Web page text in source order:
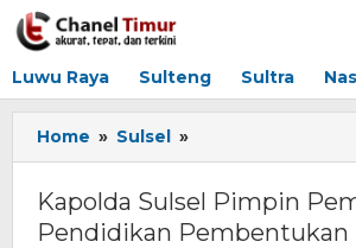
Lewati
ke
Luwu Raya Sulteng Sultra
Home » Sulsel »
Sulsel
Pembukaan
Pendidikan
Kapolda Sulsel Pimpin
Pendidikan Pembentukan